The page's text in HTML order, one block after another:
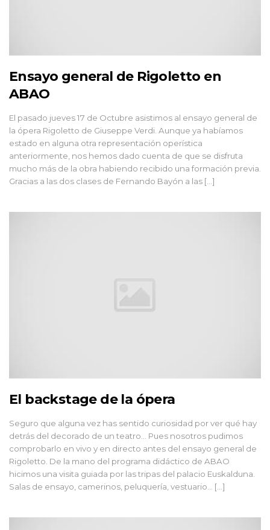
Ensayo general de Rigoletto en
ABAO
El pasado jueves 17 de Octubre asistimos al ensayo general de
la ópera Rigoletto de Giuseppe Verdi. Aunque ya habíamos
estado en alguna otra representación operística
anteriormente, nos hemos dado cuenta de que se disfruta
mucho más de la obra habiendo recibido una formación previa.
Gracias a las dos clases de Fernando Bayón a las […]
El backstage de la ópera
Seguro que alguna vez has sentido curiosidad por ver qué hay
detrás del decorado de un teatro… Pues nosotros pudimos
comprobarlo en vivo y en directo antes del ensayo general de
Rigoletto. De la mano del programa didáctico de ABAO
hicimos una visita guiada por las tripas del palacio Euskalduna.
Salas de ensayo, camerinos, peluquería, vestuario… […]